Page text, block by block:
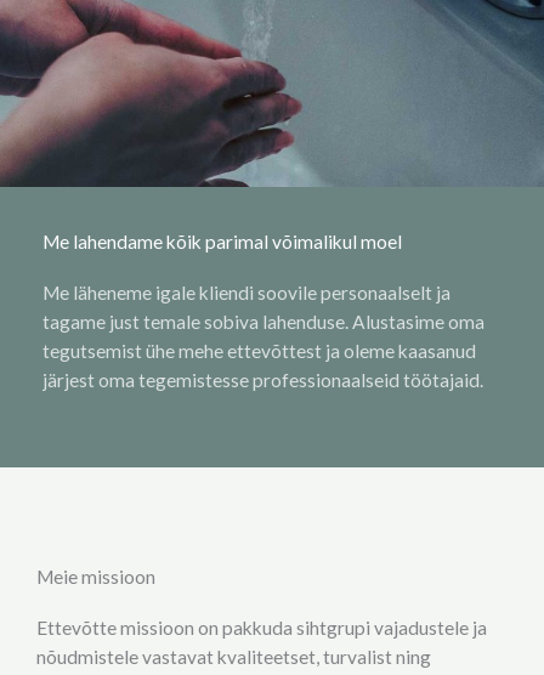
Me lahendame kõik parimal võimalikul moel
Me läheneme igale kliendi soovile personaalselt ja
tagame just temale sobiva lahenduse. Alustasime oma
tegutsemist ühe mehe ettevõttest ja oleme kaasanud
järjest oma tegemistesse professionaalseid töötajaid.
Meie missioon
Ettevõtte missioon on pakkuda sihtgrupi vajadustele ja
nõudmistele vastavat kvaliteetset, turvalist ning